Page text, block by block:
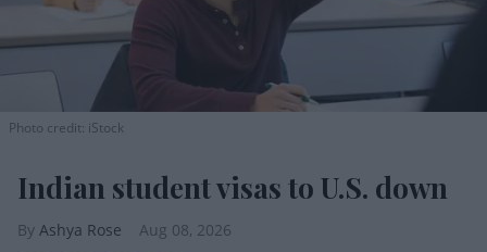
Photo credit: iStock
Indian student visas to U.S. down
Ashya Rose Aug 08, 2026